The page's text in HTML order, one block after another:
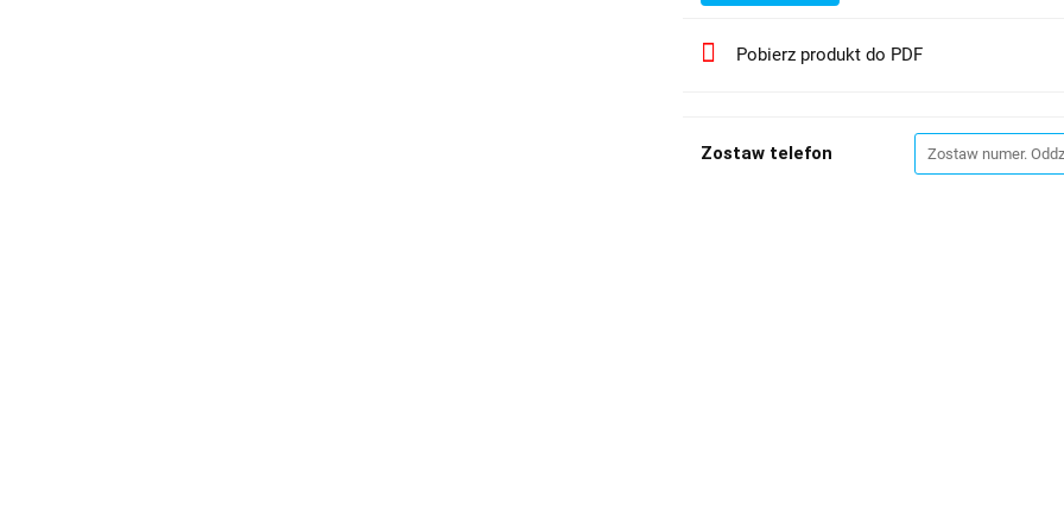
Pobierz produkt do PDF
Zostaw telefon